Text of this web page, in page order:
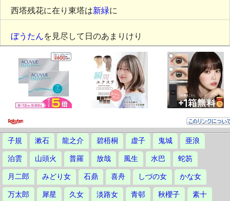
西塔残花に在り東塔は新緑に
ぼうたんを見尽して日のあまりけり
子規 漱石 龍之介 碧梧桐 虚子 鬼城 亜浪
泊雲 山頭火 普羅 放哉 風生 水巴 蛇笏
月二郎 みどり女 石鼎 喜舟 しづの女 かな女
万太郎 犀星 久女 淡路女 青邨 秋櫻子 素十